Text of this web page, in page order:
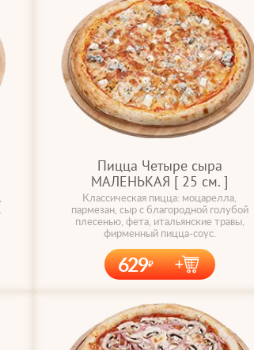
Пицца Четыре сыра
МАЛЕНЬКАЯ [ 25 cм. ]
Классическая пицца: моцарелла,
пармезан, сыр с благородной голубой
плесенью, фета, итальянские травы,
фирменный пицца-соус.
629